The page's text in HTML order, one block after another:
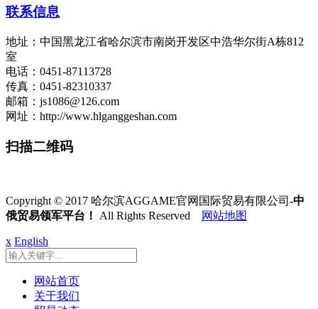
联系信息
地址：中国黑龙江省哈尔滨市南岗开发区中浩华尔街A栋812
室
电话：0451-87113728
传真：0451-82310337
邮箱：js1086@126.com
网址：http://www.hlganggeshan.com
扫描二维码
Copyright © 2017 哈尔滨AGGAME官网国际贸易有限公司 -中
俄贸易领军平台！
All Rights Reserved 网站地图
x English
网站首页
关于我们